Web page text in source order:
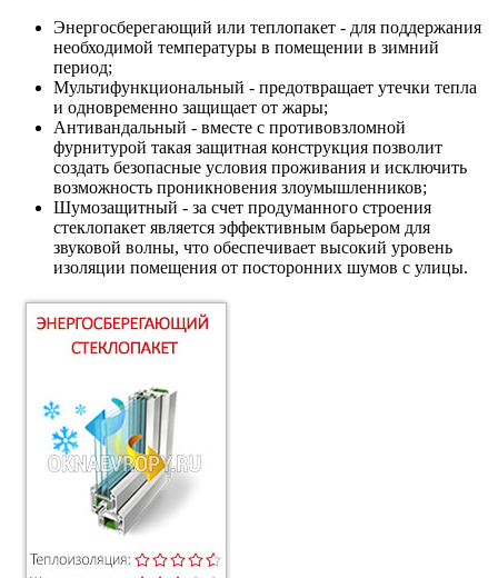
Энергосберегающий или теплопакет - для поддержания
необходимой температуры в помещении в зимний
период;
Мультифункциональный - предотвращает утечки тепла
и одновременно защищает от жары;
Антивандальный - вместе с противовзломной
фурнитурой такая защитная конструкция позволит
создать безопасные условия проживания и исключить
возможность проникновения злоумышленников;
Шумозащитный - за счет продуманного строения
стеклопакет является эффективным барьером для
звуковой волны, что обеспечивает высокий уровень
изоляции помещения от посторонних шумов с улицы.